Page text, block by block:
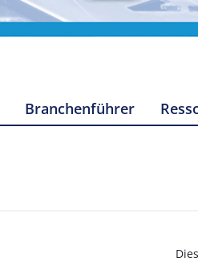
Branchenführer